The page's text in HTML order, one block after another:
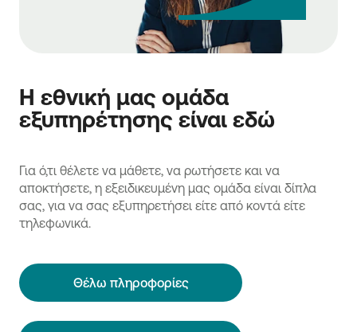
Η εθνική μας ομάδα
εξυπηρέτησης είναι εδώ
Για ό,τι θέλετε να μάθετε, να ρωτήσετε και να
αποκτήσετε, η εξειδικευμένη μας ομάδα είναι δίπλα
σας, για να σας εξυπηρετήσει είτε από κοντά είτε
τηλεφωνικά.
Θέλω πληροφορίες